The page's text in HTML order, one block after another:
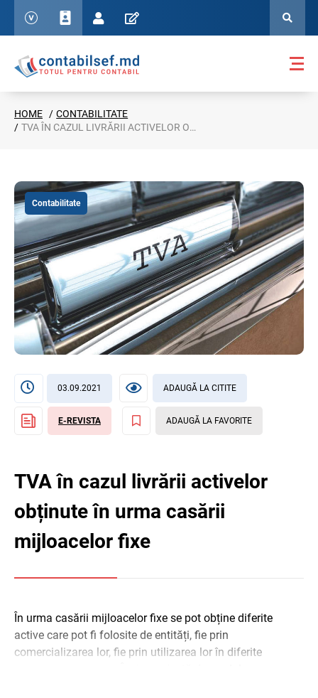
HOME
CONTABILITATE
TVA ÎN CAZUL LIVRĂRII ACTIVELOR OBȚINUTE ÎN URMA CASĂRII MIJLOACELOR FIXE
Contabilitate
03.09.2021 ADAUGĂ LA CITITE
E-REVISTA ADAUGĂ LA FAVORITE
TVA în cazul livrării activelor
obținute în urma casării
mijloacelor fixe
În urma casării mijloacelor fixe se pot obține diferite
active care pot fi folosite de entități, fie prin
comercializarea lor, fie prin utilizarea lor în diferite